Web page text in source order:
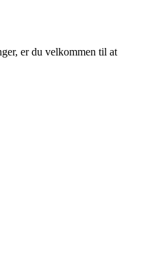
er du velkommen til at